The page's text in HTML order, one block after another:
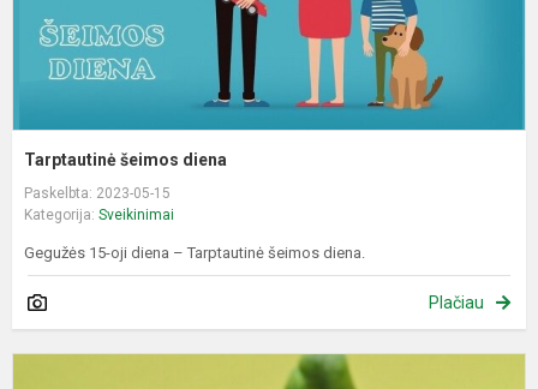
Tarptautinė šeimos diena
Paskelbta: 2023-05-15
Kategorija: Sveikinimai
Gegužės 15-oji diena – Tarptautinė šeimos diena.
Plačiau